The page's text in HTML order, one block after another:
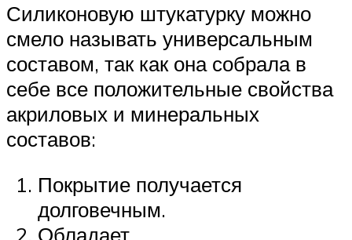
Силиконовую штукатурку можно
смело называть универсальным
составом, так как она собрала в
себе все положительные свойства
акриловых и минеральных
составов:
Покрытие получается
долговечным.
Обладает